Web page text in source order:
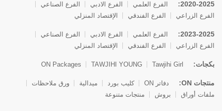
2020-2025: الفرع العلمي الفرع الادبي
الفرع الصناعي
الفرع الزراعي
الفرع الفندقي الإقتصاد المنزلي
2023-2025: الفرع العلمي الفرع الادبي
الفرع الصناعي
الفرع الزراعي
الفرع الفندقي الإقتصاد المنزلي
بكجات: Tawjihi Girl
TAWJIHI YOUNG
ON Packages
منتجات ON: دفاتر ON كليب بورد ميدالية
ورق ملاحظات
ملفات أوراق
بروش منتجات متنوعة